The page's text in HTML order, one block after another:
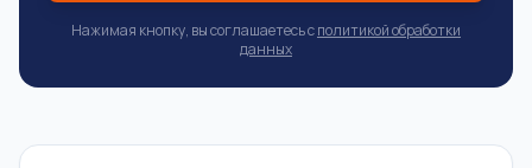
Нажимая кнопку, вы соглашаетесь сполитикой обработки
данных